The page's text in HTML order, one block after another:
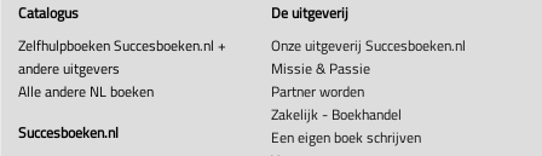
Catalogus
Zelfhulpboeken Succesboeken.nl +
andere uitgevers
Alle andere NL boeken
Succesboeken.nl
De uitgeverij
Onze uitgeverij Succesboeken.nl
Missie & Passie
Partner worden
Zakelijk - Boekhandel
Een eigen boek schrijven